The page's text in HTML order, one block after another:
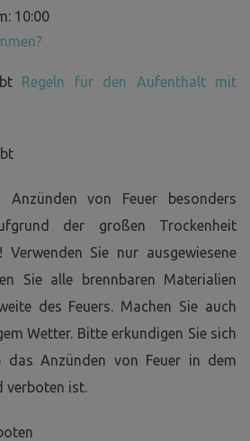
10:00
Regeln für den Aufenthalt mit
Anzünden von Feuer besonders
der großen Trockenheit
Verwenden Sie nur ausgewiesene
Sie alle brennbaren Materialien
des Feuers. Machen Sie auch
Wetter. Bitte erkundigen Sie sich
das Anzünden von Feuer in dem
verboten ist.